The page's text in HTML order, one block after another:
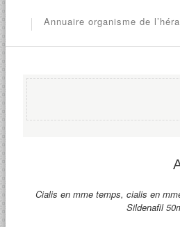
Annuaire organisme de
Cialis en mme temps, cialis en
Sildenafil